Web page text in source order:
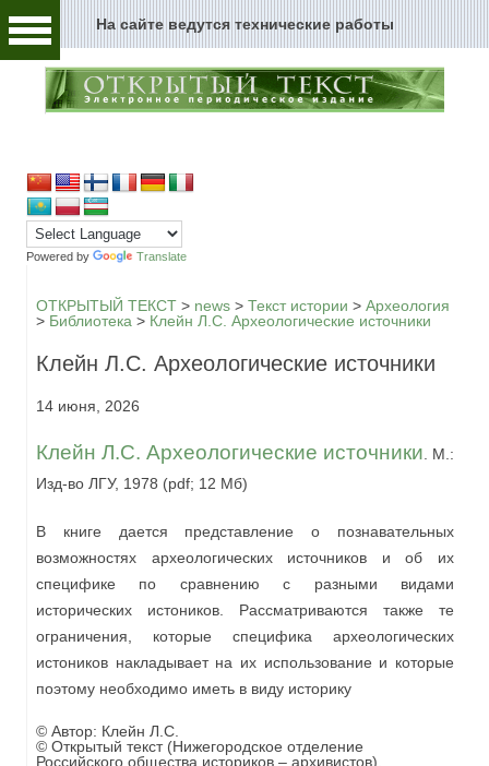
На сайте ведутся технические работы
Powered by Translate
ОТКРЫТЫЙ ТЕКСТ > news > Текст истории > Археология
> Библиотека > Клейн Л.С. Археологические источники
Клейн Л.С. Археологические источники
14 июня, 2026
Клейн Л.С. Археологические источники. М.:
Изд-во ЛГУ, 1978 (pdf; 12 Мб)
В книге дается представление о познавательных
возможностях археологических источников и об их
специфике по сравнению с разными видами
исторических истоников. Рассматриваются также те
ограничения, которые специфика археологических
истоников накладывает на их использование и которые
поэтому необходимо иметь в виду историку
© Автор: Клейн Л.С.
© Открытый текст (Нижегородское отделение
Российского общества историков – архивистов).
Человек и текст
Текст пространства
Текст истории
Текст музыки
Новости сайта